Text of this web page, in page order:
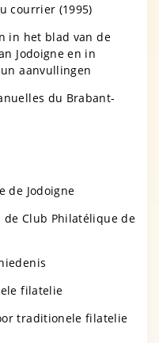
courrier (1995)
in het blad van de
Jodoigne en in
aanvullingen
du Brabant-
de Jodoigne
Club Philatélique de
filatelie
traditionele filatelie